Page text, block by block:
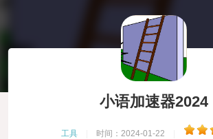
小语加速器2024
工具 时间：2024-01-22